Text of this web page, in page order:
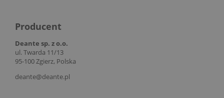
Producent
Deante sp. z o.o.
ul. Twarda 11/13
95-100 Zgierz, Polska
deante@deante.pl